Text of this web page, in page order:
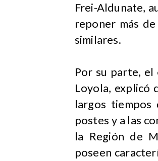
Frei-Aldunate,
reponer más
similares.
Por su parte, el
Loyola, explicó
largos tiempos
postes y a las
la Región de
poseen